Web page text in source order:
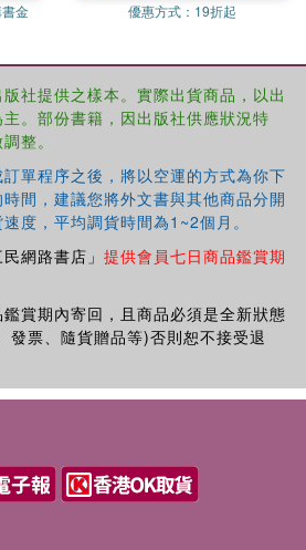
金 優惠方式： 19折起
社提供之樣本。實際出貨商品，以出
。部份書籍，因出版社供應狀況特
整。
單程序之後，將以空運的方式為你下
間，建議您將外文書與其他商品分開
度，平均調貨時間為1~2個月。
網路書店」 提供會員七日商品鑑賞期
賞期內寄回，且商品必須是全新狀態
發票、隨貨贈品等)否則恕不接受退